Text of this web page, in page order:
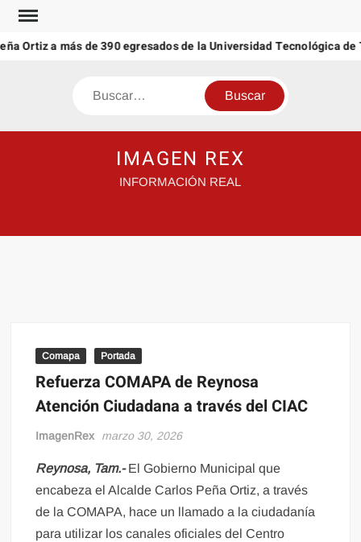
Saltar
contenido
Ortiz a más de 390 egresados de la Universidad Tecnológica de
Buscar
IMAGEN REX
INFORMACIÓN REAL
Comapa Portada
Refuerza COMAPA de Reynosa
Atención Ciudadana a través del CIAC
ImagenRex marzo 30, 2026
Reynosa, Tam.-El Gobierno Municipal que
encabeza el Alcalde Carlos Peña Ortiz, a través
de la COMAPA, hace un llamado a la ciudadanía
para utilizar los canales oficiales del Centro